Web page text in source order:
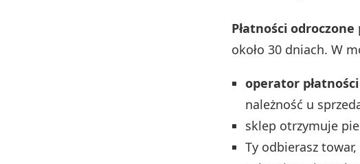
Płatności odroczone
około 30 dniach. W
operator płatności
należność u
sklep otrzymuje
Ty odbierasz